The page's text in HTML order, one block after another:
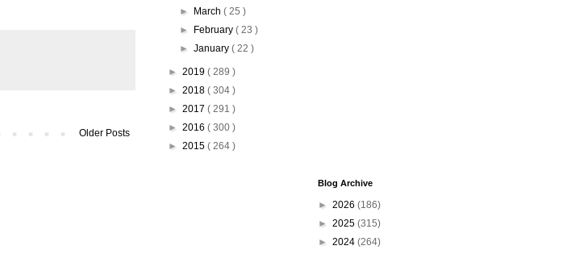
Older Posts
►
March ( 25 )
►
February ( 23 )
► January ( 22 )
► 2019 ( 289 )
► 2018 ( 304 )
► 2017 ( 291 )
► 2016 ( 300 )
► 2015 ( 264 )
Blog Archive
► 2026 (186)
► 2025 (315)
► 2024 (264)